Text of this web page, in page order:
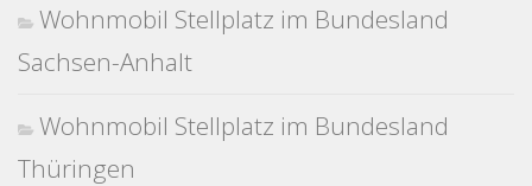
Wohnmobil Stellplatz im Bundesland
Sachsen-Anhalt
Wohnmobil Stellplatz im Bundesland
Thüringen